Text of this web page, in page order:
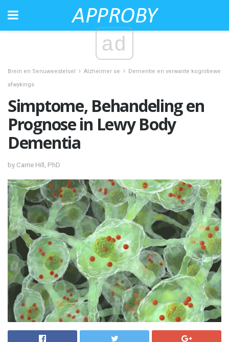
ad
Brein en Senuweestelsel Alzheimer se
Dementie en verwante kognitiewe
afwykings
Simptome, Behandeling en
Prognose in Lewy Body
Dementia
by Carrie Hill, PhD